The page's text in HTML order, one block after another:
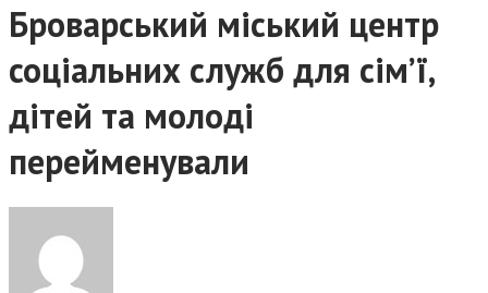
Броварський міський центр
соціальних служб для сім’ї,
дітей та молоді
перейменували